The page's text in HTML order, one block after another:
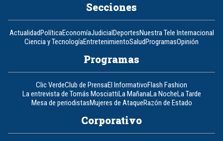
Secciones
ActualidadPolíticaEconomíaJudicialDeportesNuestra Tele Internacional
Ciencia y TecnologíaEntretenimientoSaludProgramasOpinión
Programas
Clic VerdeClub de PrensaEl InformativoFlash Fashion
La entrevista de Tomás MosciattiLa MañanaLa NocheLa Tarde
Mesa de periodistasMujeres de AtaqueRazón de Estado
Corporativo